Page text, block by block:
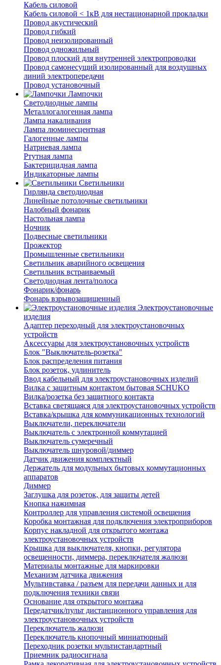
Кабель силовой
Кабель силовой < 1кВ для нестационарной прокладки
Провод акустический
Провод гибкий
Провод неизолированный
Провод одножильный
Провод плоский для внутренней электропроводки
Провод самонесущий изолированный для воздушных
линий электропередачи
Провод установочный
Лампочки
Светодиодные лампы
Металлогалогенная лампа
Лампа накаливания
Лампа люминесцентная
Галогенные лампы
Натриевая лампа
Ртутная лампа
Бактерицидная лампа
Индикаторные лампы
Светильники
Гирлянда светодиодная
Линейные потолочные светильники
Налобный фонарик
Настольная лампа
Ночник
Подвесные светильники
Прожектор
Промышленные светильники
Светильник аварийного освещения
Светильник встраиваемый
Светодиодная лента/полоса
Фонарик/фонарь
Фонарь взрывозащищенный
Электроустановочные
изделия
Адаптер переходный для электроустановочных
устройств
Аксессуары для электроустановочных устройств
Блок "Выключатель-розетка"
Блок распределения питания
Блок розеток, удлинитель
Ввод кабельный для электроустановочных изделий
Вилка с защитным контактом бытовая SCHUKO
Вилка/розетка без защитного контакта
Вставка светящаяся для электроустановочных устройств
Вставка/крышка для коммуникационных технологий
Выключатели, переключатели
Выключатель с электронной коммутацией
Выключатель сумеречный
Выключатель шнуровой/диммер
Датчик движения комплектный
Держатель для модульных бытовых коммутационных
аппаратов
Диммер
Заглушка для розеток, для защиты детей
Кнопка нажимная
Контроллер для управления системой освещения
Коробка монтажная для подключения электроприборов
Корпус накладной для открытого монтажа
электроустановочных устройств
Крышка для выключателя, кнопки, регулятора
освещенности, диммера, переключателя жалюзи
Материалы монтажные для маркировки
Механизм датчика движения
Мультивставка / разъем для передачи данных и для
подключения техники связи
Основание для открытого монтажа
Передатчик/пульт дистанционного управления для
электроустановочных устройств
Переключатель жалюзи
Переключатель кнопочный миниатюрный
Переходник розетки мультистандартный
Приемник радиосигнала